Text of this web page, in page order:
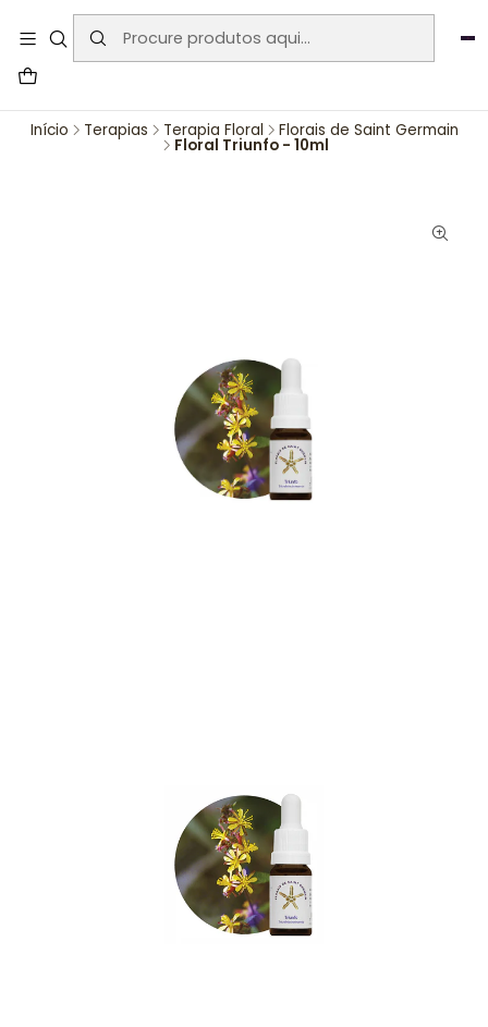
User-agent: * Allow: / Sitemap:
https://www.auraemporium.pt/sitemap.xml
Início Terapias Terapia Floral Florais de Saint Germain
Floral Triunfo - 10ml